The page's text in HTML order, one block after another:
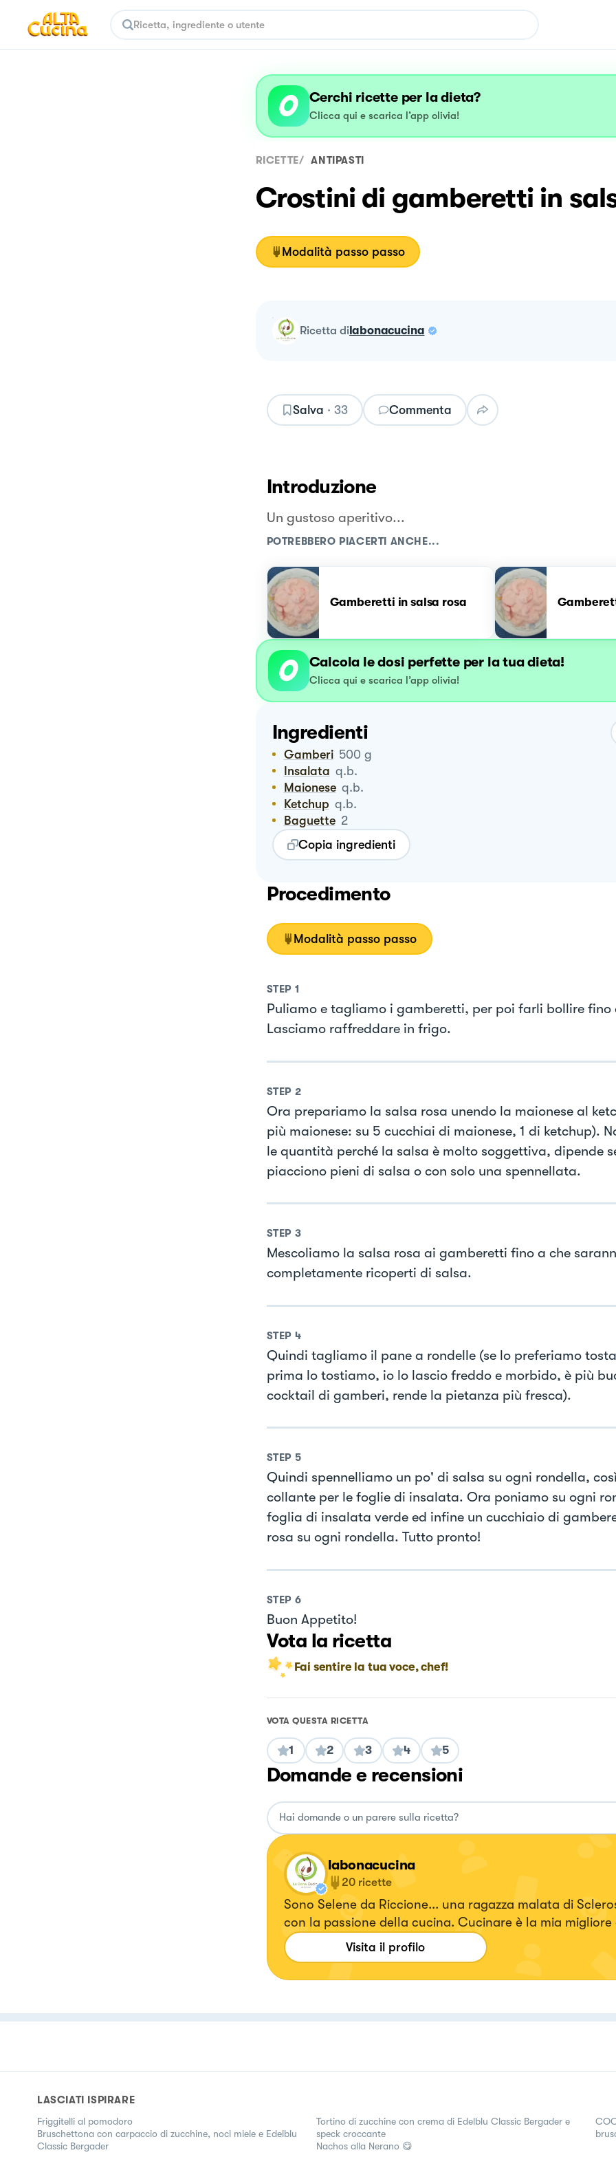
Cerchi ricette per la dieta?
Clicca qui e scarica l’app olivia!
RICETTE/ ANTIPASTI
Crostini di gamberetti in
Modalità passo passo
ricetta dilabonacucina
Salva · 33 Commenta
Introduzione
Un gustoso aperitivo...
POTREBBERO PIACERTI ANCHE...
Gamberetti in salsa rosa
Calcola le dosi perfette per la tua dieta!
Clicca qui e scarica l’app olivia!
Ingredienti
Gamberi 500 g
Insalata q.b.
Maionese q.b.
Ketchup q.b.
Baguette 2
Copia ingredienti
Procedimento
Modalità passo passo
STEP 1
Puliamo e tagliamo i gamberetti, per poi farli bollire fino
Lasciamo raffreddare in frigo.
STEP 2
Ora prepariamo la salsa rosa unendo la maionese al
più maionese: su 5 cucchiai di maionese, 1 di ketchup).
le quantità perché la salsa è molto soggettiva, dipende
piacciono pieni di salsa o con solo una spennellata.
STEP 3
Mescoliamo la salsa rosa ai gamberetti fino a che
completamente ricoperti di salsa.
STEP 4
Quindi tagliamo il pane a rondelle (se lo preferiamo
prima lo tostiamo, io lo lascio freddo e morbido, è più
cocktail di gamberi, rende la pietanza più fresca).
STEP 5
Quindi spennelliamo un po' di salsa su ogni rondella,
collante per le foglie di insalata. Ora poniamo su ogni
foglia di insalata verde ed infine un cucchiaio di
rosa su ogni rondella. Tutto pronto!
STEP 6
Buon Appetito!
Vota la ricetta
Fai sentire la tua voce, chef!
VOTA QUESTA RICETTA
1 2 3 4 5
Domande e recensioni
labonacucina
20 ricette
Sono Selene da Riccione... una ragazza malata di
con la passione della cucina. Cucinare è la mia migliore
dà modo di sentirmi soddisfatta e fiera! Clicca il link in
conoscermi meglio! Entra nella mia vita, lasciati
battaglia, i miei sogni e le mie speranze!
Visita il profilo
LASCIATI ISPIRARE
Friggitelli al pomodoro
Bruschettona con carpaccio di zucchine, noci miele e Edelblu
Classic Bergader
Tortino di zucchine con crema di Edelblu Classic Bergader e
speck croccante
Nachos alla Nerano 😋